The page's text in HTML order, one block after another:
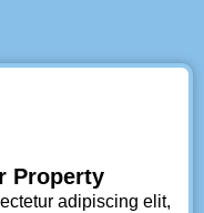
Property
adipiscing elit,